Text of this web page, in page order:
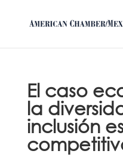
El caso
la
inclusión